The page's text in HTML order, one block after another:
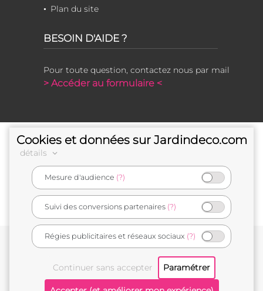
Plan du site
BESOIN D'AIDE ?
Pour toute question, contactez nous par mail
> Accéder au formulaire <
e-commerçant français
Conditions générales de vente
Cookies et données sur Jardindeco.com
détails
Mesure d'audience (?)
Suivi des conversions partenaires (?)
Régies publicitaires et réseaux sociaux (?)